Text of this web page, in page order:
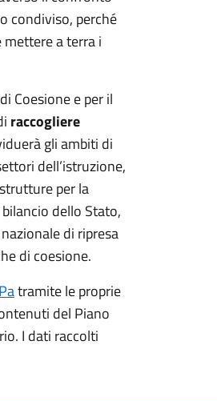
condiviso, perché
a terra i
Coesione e per il
raccogliere
gli ambiti di
dell’istruzione,
per la
dello Stato,
di ripresa
di coesione.
tramite le proprie
del Piano
I dati raccolti